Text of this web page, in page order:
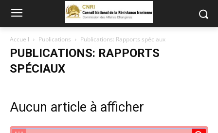
Accueil Publications Publications: Rapports spéciaux
PUBLICATIONS: RAPPORTS
SPÉCIAUX
Aucun article à afficher